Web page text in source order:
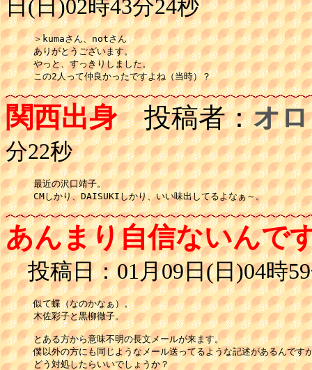
日(日)02時43分24秒
＞kumaさん、notさん
ありがとうございます。
やっと、すっきりしました。
この2人って仲良かったですよね（当時）？
関西出身投稿者：オ
分22秒
最近の沢口靖子。
CMしかり、DAISUKIしかり、いい味出してるよなぁ～。
あんまり自信ないんで
投稿日：01月09日(日)04時
似て蝶（なのかなぁ）。
木佐彩子と黒柳徹子。
とある方から意味不明の長文メールが来ます。
僕以外の方にも同じようなメール送ってるような記述があるんです
どう対処したらいいでしょうか？